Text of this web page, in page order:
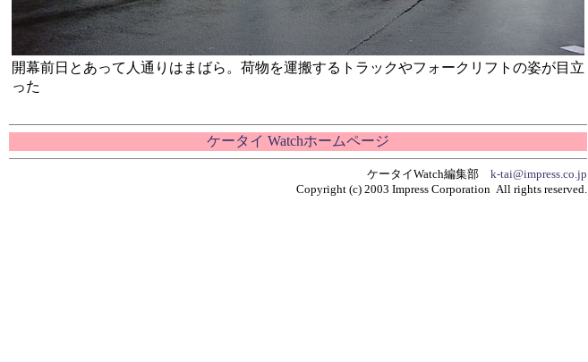
開幕前日とあって人通りはまばら。荷物を運搬するトラックやフォークリフトの姿が目立
った
ケータイ Watchホームページ
ケータイWatch編集部 k-tai@impress.co.jp
Copyright (c) 2003 Impress Corporation All rights reserved.